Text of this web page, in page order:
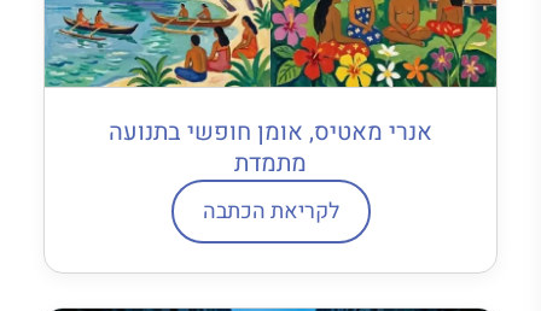
אנרי מאטיס, אומן חופשי בתנועה
מתמדת
לקריאת הכתבה